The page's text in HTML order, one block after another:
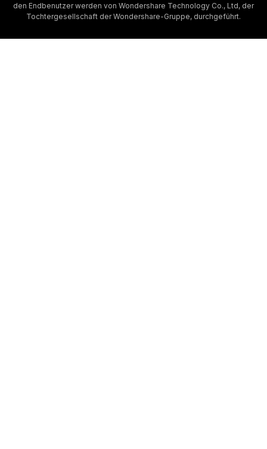
den Endbenutzer werden von Wondershare Technology Co., Ltd, der
Tochtergesellschaft der Wondershare-Gruppe, durchgeführt.